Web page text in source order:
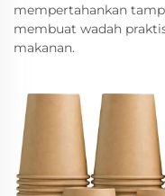
mempertahankan
membuat wadah
makanan.